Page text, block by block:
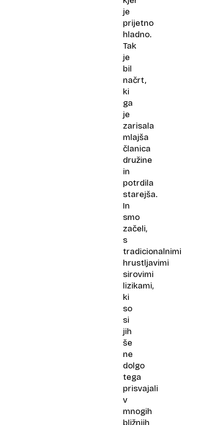
je
prijetno
hladno.
Tak
je
bil
načrt,
ki
ga
je
zarisala
mlajša
članica
družine
in
potrdila
starejša.
In
smo
začeli,
s
tradicionalnimi
hrustljavimi
sirovimi
lizikami,
ki
so
si
jih
še
ne
dolgo
tega
prisvajali
v
mnogih
bližnjih